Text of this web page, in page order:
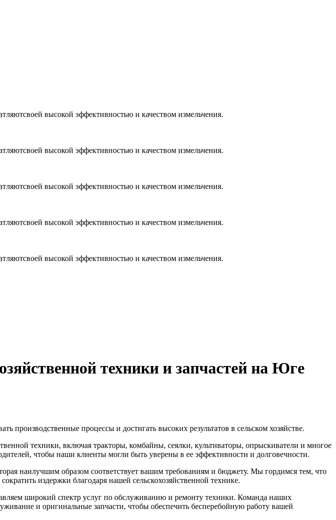
высокой эффективностью и качеством измельчения.
высокой эффективностью и качеством измельчения.
высокой эффективностью и качеством измельчения.
высокой эффективностью и качеством измельчения.
высокой эффективностью и качеством измельчения.
техники и запчастей на Юге
процессы и достигать высоких результатов в сельском хозяйстве.
техники, включая тракторы, комбайны, сеялки, культиваторы, опрыскиватели и многое
чтобы наши клиенты могли быть уверены в ее эффективности и долговечности.
наилучшим образом соответствует вашим требованиям и бюджету. Мы гордимся тем, что
издержки благодаря нашей сельскохозяйственной технике.
широкий спектр услуг по обслуживанию и ремонту техники. Команда наших
и оригинальные запчасти, чтобы обеспечить бесперебойную работу вашей